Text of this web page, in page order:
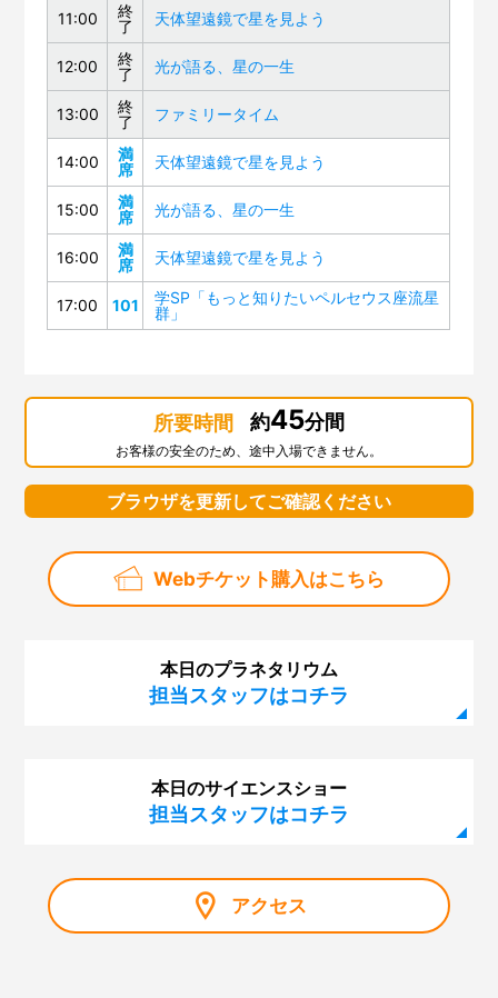
11:00
終
了
天体望遠鏡で星を見よう
12:00
終
了
光が語る、星の一生
13:00
終
了
ファミリータイム
14:00
満
席
天体望遠鏡で星を見よう
15:00
満
席
光が語る、星の一生
16:00
満
席
天体望遠鏡で星を見よう
17:00 101
学SP「もっと知りたいペルセウス座流星
群」
所要時間 約45分間
お客様の安全のため、途中入場できません。
ブラウザを更新してご確認ください
Webチケット購入はこちら
本日のプラネタリウム
担当スタッフはコチラ
本日のサイエンスショー
担当スタッフはコチラ
アクセス